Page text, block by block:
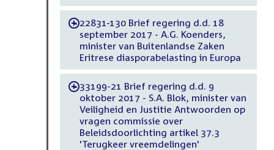
-22831-130 Brief regering d.d. 18
september 2017 - A.G. Koenders,
minister van Buitenlandse Zaken
Eritrese diasporabelasting in Europa
-33199-21 Brief regering d.d. 9
oktober 2017 - S.A. Blok, minister van
Veiligheid en Justitie Antwoorden op
vragen commissie over
Beleidsdoorlichting artikel 37.3
'Terugkeer vreemdelingen'